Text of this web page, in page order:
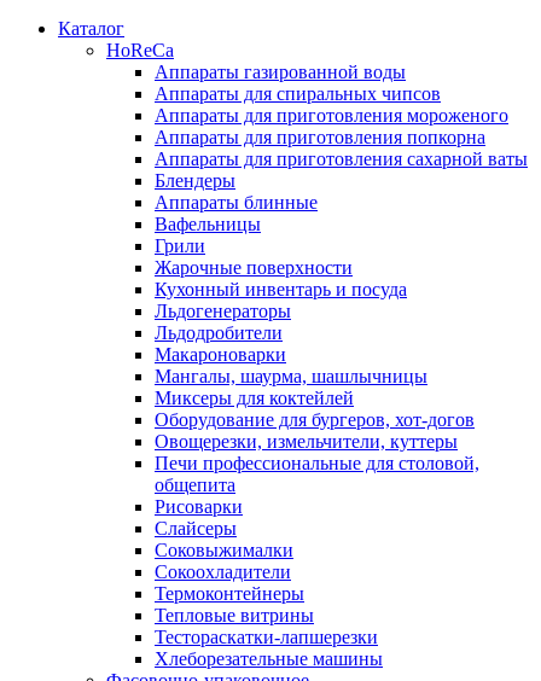
Каталог
HoReCa
Аппараты газированной воды
Аппараты для спиральных чипсов
Аппараты для приготовления мороженого
Аппараты для приготовления попкорна
Аппараты для приготовления сахарной ваты
Блендеры
Аппараты блинные
Вафельницы
Грили
Жарочные поверхности
Кухонный инвентарь и посуда
Льдогенераторы
Льдодробители
Макароноварки
Мангалы, шаурма, шашлычницы
Миксеры для коктейлей
Оборудование для бургеров, хот-догов
Овощерезки, измельчители, куттеры
Печи профессиональные для столовой,
общепита
Рисоварки
Слайсеры
Соковыжималки
Сокоохладители
Термоконтейнеры
Тепловые витрины
Тестораскатки-лапшерезки
Хлеборезательные машины